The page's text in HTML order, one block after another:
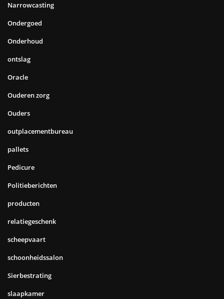
Narrowcasting
Ondergoed
Onderhoud
ontslag
Oracle
Ouderen zorg
Ouders
outplacementbureau
pallets
Pedicure
Politieberichten
producten
relatiegeschenk
scheepvaart
schoonheidssalon
Sierbestrating
slaapkamer